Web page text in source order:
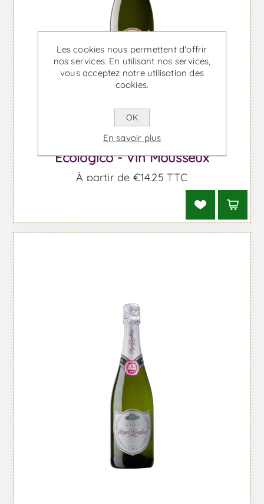
Roger Goulart Brut Reserva
Ecologico - Vin Mousseux
À partir de €14,25 TTC
Les cookies nous permettent d'offrir
nos services. En utilisant nos services,
vous acceptez notre utilisation des
cookies.
OK
En savoir plus